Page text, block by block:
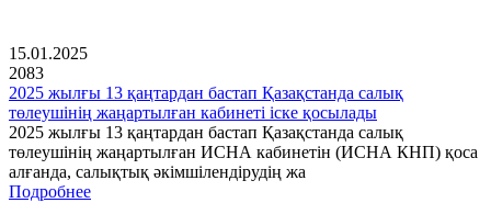
15.01.2025
2083
2025 жылғы 13 қаңтардан бастап Қазақстанда салық
төлеушінің жаңартылған кабинеті іске қосылады
2025 жылғы 13 қаңтардан бастап Қазақстанда салық
төлеушінің жаңартылған ИСНА кабинетін (ИСНА КНП) қоса
алғанда, салықтық әкімшілендірудің жа
Подробнее